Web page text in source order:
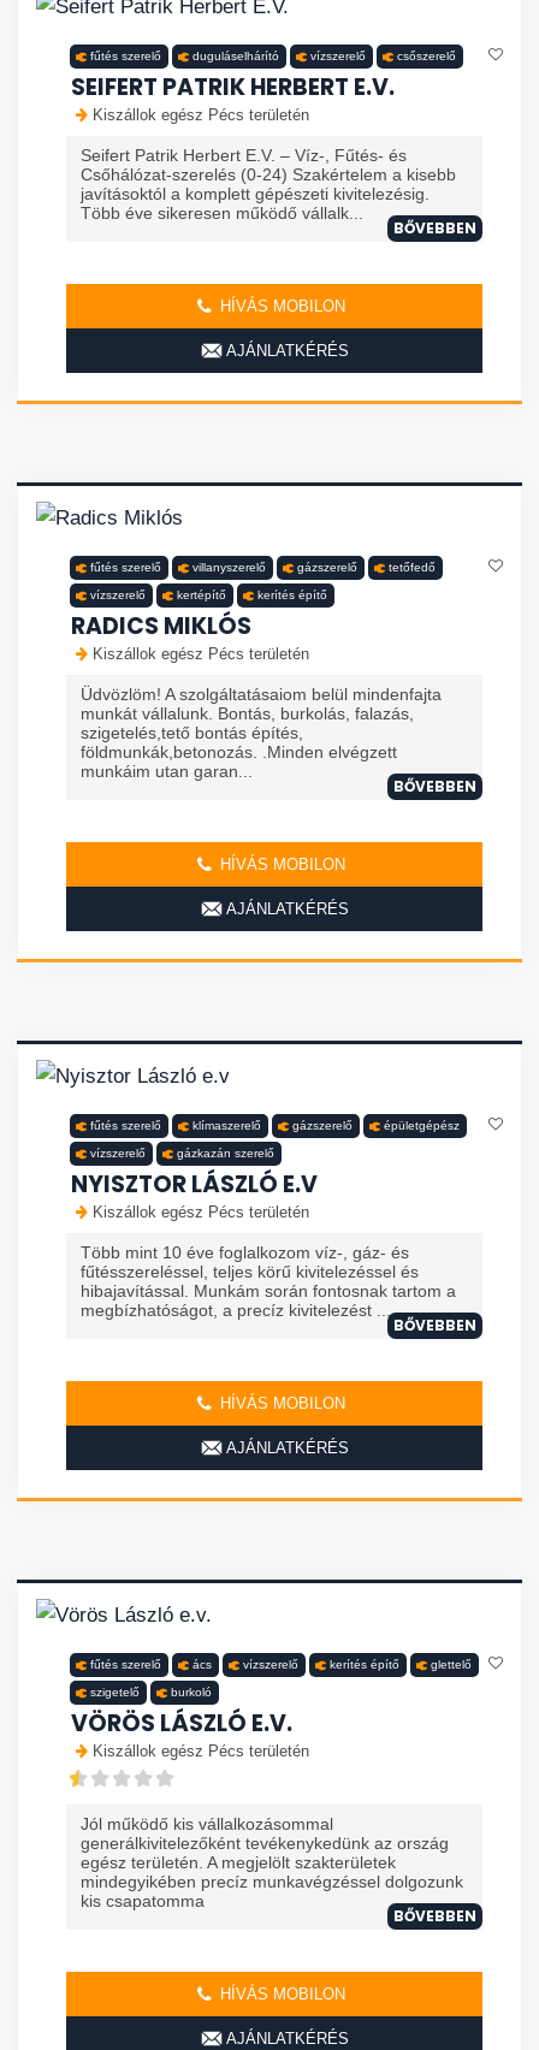
fűtés szerelő duguláselhárító vízszerelő csőszerelő
SEIFERT PATRIK HERBERT E.V.
Kiszállok egész Pécs területén
Seifert Patrik Herbert E.V. – Víz-, Fűtés- és
Csőhálózat-szerelés (0-24) Szakértelem a kisebb
javításoktól a komplett gépészeti kivitelezésig.
Több éve sikeresen működő vállalk...
BŐVEBBEN
HÍVÁS MOBILON
AJÁNLATKÉRÉS
fűtés szerelő villanyszerelő gázszerelő tetőfedő
vízszerelő kertépítő kerítés építő
RADICS MIKLÓS
Kiszállok egész Pécs területén
Üdvözlöm! A szolgáltatásaiom belül mindenfajta
munkát vállalunk. Bontás, burkolás, falazás,
szigetelés,tető bontás építés,
földmunkák,betonozás. .Minden elvégzett
munkáim utan garan...
BŐVEBBEN
HÍVÁS MOBILON
AJÁNLATKÉRÉS
fűtés szerelő klímaszerelő gázszerelő épületgépész
vízszerelő gázkazán szerelő
NYISZTOR LÁSZLÓ E.V
Kiszállok egész Pécs területén
Több mint 10 éve foglalkozom víz-, gáz- és
fűtésszereléssel, teljes körű kivitelezéssel és
hibajavítással. Munkám során fontosnak tartom a
megbízhatóságot, a precíz kivitelezést ...
BŐVEBBEN
HÍVÁS MOBILON
AJÁNLATKÉRÉS
fűtés szerelő ács vízszerelő kerítés építő glettelő
szigetelő burkoló
VÖRÖS LÁSZLÓ E.V.
Kiszállok egész Pécs területén
Jól működő kis vállalkozásommal
generálkivitelezőként tevékenykedünk az ország
egész területén. A megjelölt szakterületek
mindegyikében precíz munkavégzéssel dolgozunk
kis csapatomma
BŐVEBBEN
HÍVÁS MOBILON
AJÁNLATKÉRÉS